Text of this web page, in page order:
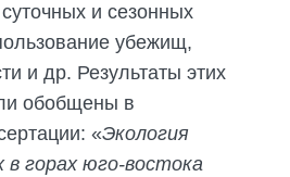
и сезонных
убежищ,
и др. Результаты этих
обобщены в
«Экология
в горах юго-востока